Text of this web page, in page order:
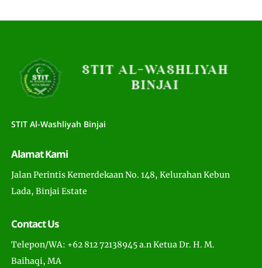
STIT Al-Washliyah Binjai
Alamat Kami
Jalan Perintis Kemerdekaan No. 148, Kelurahan Kebun
Lada, Binjai Estate
Contact Us
Telepon/WA: +62 812 72138945 a.n Ketua Dr. H. M.
Baihaqi, MA